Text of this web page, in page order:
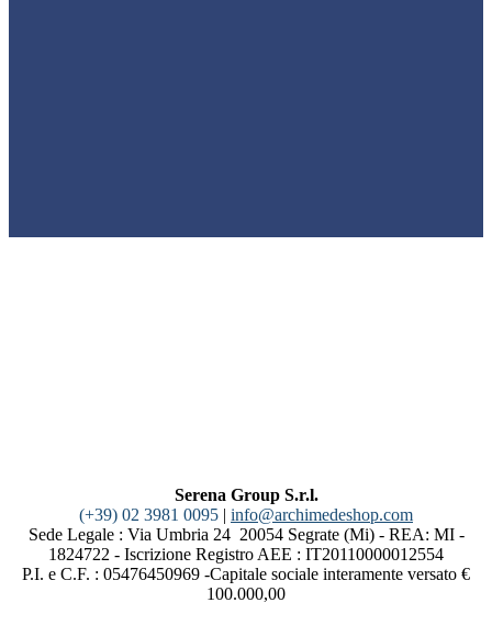
Serena Group S.r.l.
(+39) 02 3981 0095 | info@archimedeshop.com
Sede Legale : Via Umbria 24 20054 Segrate (Mi) - REA: MI -
1824722 - Iscrizione Registro AEE : IT20110000012554
P.I. e C.F. : 05476450969 -Capitale sociale interamente versato €
100.000,00